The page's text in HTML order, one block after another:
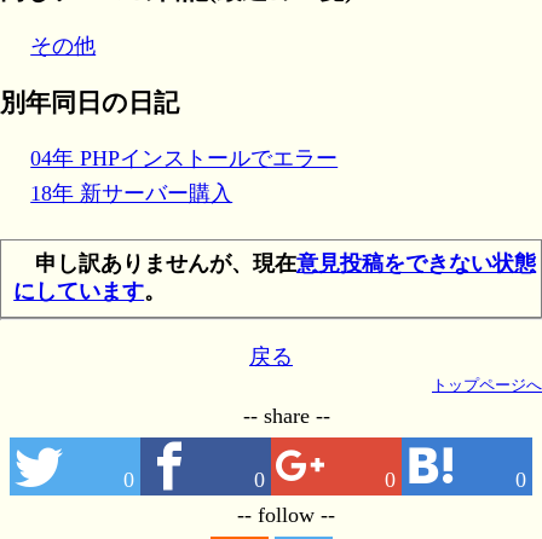
その他
別年同日の日記
04年 PHPインストールでエラー
18年 新サーバー購入
申し訳ありませんが、現在意見投稿をできない状態
にしています。
戻る
トップページへ
-- share --
0 0 0 0
-- follow --